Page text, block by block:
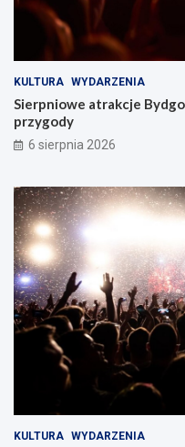
KULTURA WYDARZENIA
Sierpniowe atrakcje
przygody
6 sierpnia 2026
KULTURA WYDARZENIA